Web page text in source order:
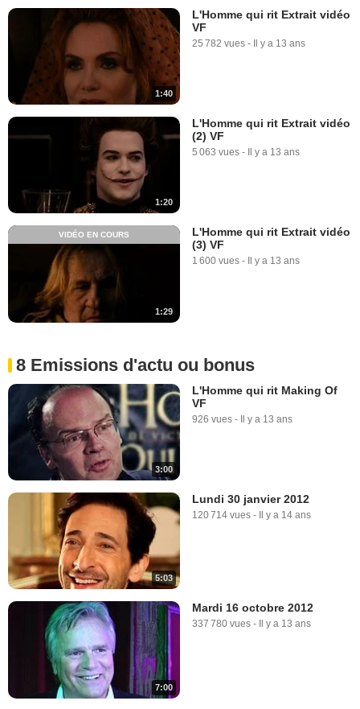
1:40
L'Homme qui rit Extrait vidéo
VF
25 782 vues - Il y a 13 ans
1:20
L'Homme qui rit Extrait vidéo
(2) VF
5 063 vues - Il y a 13 ans
1:29
VIDÉO EN COURS
L'Homme qui rit Extrait vidéo
(3) VF
1 600 vues - Il y a 13 ans
8 Emissions d'actu ou bonus
3:00
L'Homme qui rit Making Of
VF
926 vues - Il y a 13 ans
5:03
Lundi 30 janvier 2012
120 714 vues - Il y a 14 ans
7:00
Mardi 16 octobre 2012
337 780 vues - Il y a 13 ans